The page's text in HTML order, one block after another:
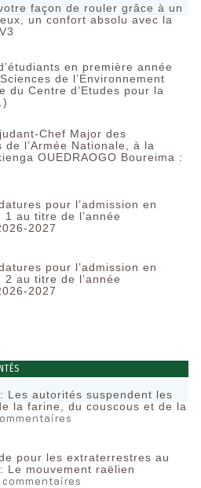
façon de rouler grâce à un
un confort absolu avec la
en première année
de l’Environnement
du Centre d’Etudes pour la
Chef Major des
de l’Armée Nationale, à la
OUEDRAOGO Boureima :
pour l’admission en
1 au titre de l’année
2027
pour l’admission en
2 au titre de l’année
2027
Les autorités suspendent les
la farine, du couscous et de la
pour les extraterrestres au
Le mouvement raëlien
commentaires